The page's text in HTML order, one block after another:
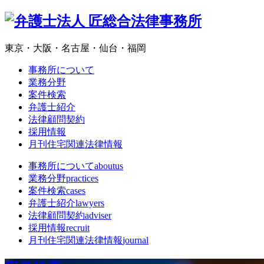
東京・大阪・名古屋・仙台・福岡
事務所について
業務分野
案件検索
弁護士紹介
法律顧問契約
採用情報
月刊住宅関連法律情報
事務所についてaboutus
業務分野practices
案件検索cases
弁護士紹介lawyers
法律顧問契約adviser
採用情報recruit
月刊住宅関連法律情報journal